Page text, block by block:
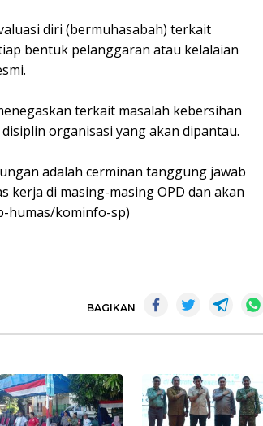
diri (bermuhasabah) terkait
bentuk pelanggaran atau kelalaian
terkait masalah kebersihan
organisasi yang akan dipantau.
adalah cerminan tanggung jawab
kerja di masing-masing OPD dan akan
humas/kominfo-sp)
BAGIKAN